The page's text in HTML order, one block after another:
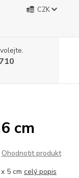
CZK
cm
Ohodnotit produkt
5 cm celý popis